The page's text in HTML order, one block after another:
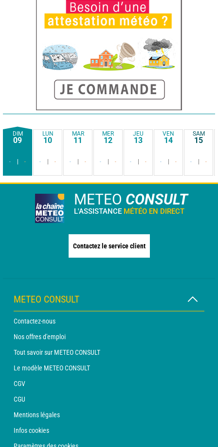
DIM
09
- -
LUN
10
- -
MAR
11
- -
MER
12
- -
JEU
13
- -
VEN
14
- -
SAM
15
- -
METEO CONSULT
L'ASSISTANCE MÉTÉO EN DIRECT
Contactez le service client
METEO CONSULT
Contactez-nous
Nos offres d'emploi
Tout savoir sur METEO CONSULT
Le modèle METEO CONSULT
CGV
CGU
Mentions légales
Infos cookies